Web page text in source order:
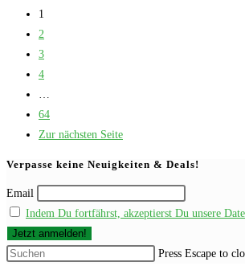
1
2
3
4
…
64
Zur nächsten Seite
Verpasse keine Neuigkeiten & Deals!
Email
Indem Du fortfährst, akzeptierst Du unsere
Press Escape to